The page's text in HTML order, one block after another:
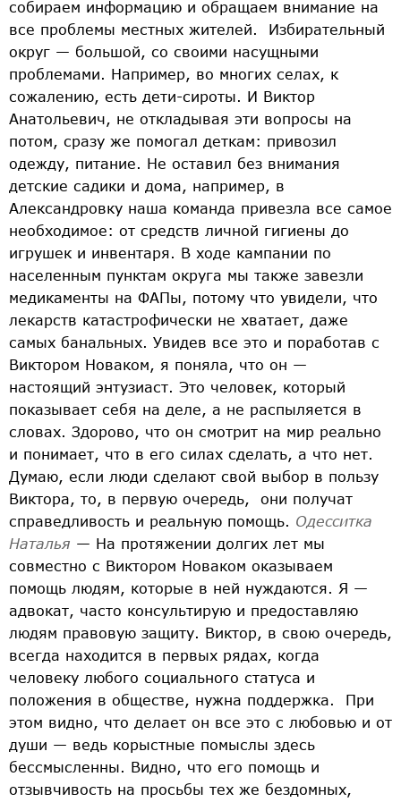
собираем информацию и обращаем внимание на
все проблемы местных жителей. Избирательный
округ — большой, со своими насущными
проблемами. Например, во многих селах, к
сожалению, есть дети-сироты. И Виктор
Анатольевич, не откладывая эти вопросы на
потом, сразу же помогал деткам: привозил
одежду, питание. Не оставил без внимания
детские садики и дома, например, в
Александровку наша команда привезла все самое
необходимое: от средств личной гигиены до
игрушек и инвентаря. В ходе кампании по
населенным пунктам округа мы также завезли
медикаменты на ФАПы, потому что увидели, что
лекарств катастрофически не хватает, даже
самых банальных. Увидев все это и поработав с
Виктором Новаком, я поняла, что он —
настоящий энтузиаст. Это человек, который
показывает себя на деле, а не распыляется в
словах. Здорово, что он смотрит на мир реально
и понимает, что в его силах сделать, а что нет.
Думаю, если люди сделают свой выбор в пользу
Виктора, то, в первую очередь, они получат
справедливость и реальную помощь. Одесситка
Наталья — На протяжении долгих лет мы
совместно с Виктором Новаком оказываем
помощь людям, которые в ней нуждаются. Я —
адвокат, часто консультирую и предоставляю
людям правовую защиту. Виктор, в свою очередь,
всегда находится в первых рядах, когда
человеку любого социального статуса и
положения в обществе, нужна поддержка. При
этом видно, что делает он все это с любовью и от
души — ведь корыстные помыслы здесь
бессмысленны. Видно, что его помощь и
отзывчивость на просьбы тех же бездомных,